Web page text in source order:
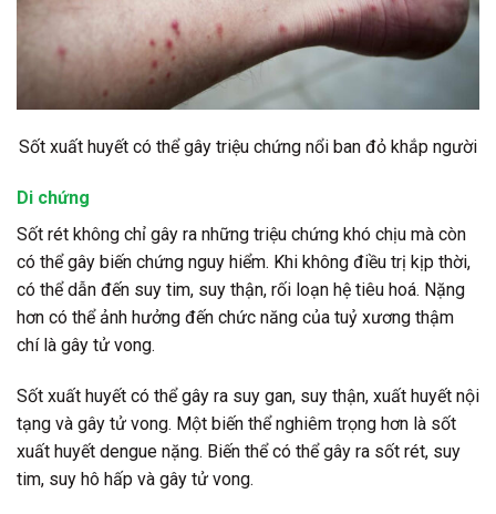
Sốt xuất huyết có thể gây triệu chứng nổi ban đỏ khắp người
Di chứng
Sốt rét không chỉ gây ra những triệu chứng khó chịu mà còn
có thể gây biến chứng nguy hiểm. Khi không điều trị kịp thời,
có thể dẫn đến suy tim, suy thận, rối loạn hệ tiêu hoá. Nặng
hơn có thể ảnh hưởng đến chức năng của tuỷ xương thậm
chí là gây tử vong.
Sốt xuất huyết có thể gây ra suy gan, suy thận, xuất huyết nội
tạng và gây tử vong. Một biến thể nghiêm trọng hơn là sốt
xuất huyết dengue nặng. Biến thể có thể gây ra sốt rét, suy
tim, suy hô hấp và gây tử vong.